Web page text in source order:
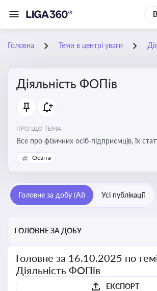
Головна Теми в центрі уваги
Діяльність ФОПів
ПРО ЩО ТЕМА:
Все про фізичних осіб-підприємців, їх
діяльність. Зміни в законодавстві, що
роботи ФОПів
Освіта
Головне за добу (AI) Усі публікації
ГОЛОВНЕ ЗА ДОБУ
Головне за 16.10.2025 по
Діяльність ФОПів
ЕКСПОРТ